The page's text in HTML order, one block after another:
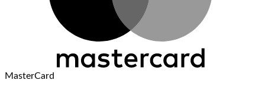
MasterCard